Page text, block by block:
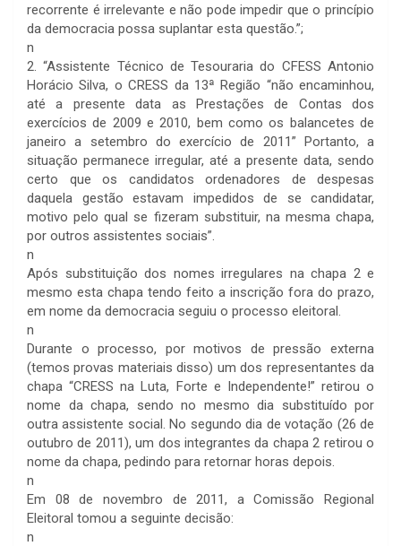
recorrente é irrelevante e não pode impedir que o princípio
da democracia possa suplantar esta questão.”;
n
2. “Assistente Técnico de Tesouraria do CFESS Antonio
Horácio Silva, o CRESS da 13ª Região “não encaminhou,
até a presente data as Prestações de Contas dos
exercícios de 2009 e 2010, bem como os balancetes de
janeiro a setembro do exercício de 2011” Portanto, a
situação permanece irregular, até a presente data, sendo
certo que os candidatos ordenadores de despesas
daquela gestão estavam impedidos de se candidatar,
motivo pelo qual se fizeram substituir, na mesma chapa,
por outros assistentes sociais”.
n
Após substituição dos nomes irregulares na chapa 2 e
mesmo esta chapa tendo feito a inscrição fora do prazo,
em nome da democracia seguiu o processo eleitoral.
n
Durante o processo, por motivos de pressão externa
(temos provas materiais disso) um dos representantes da
chapa “CRESS na Luta, Forte e Independente!” retirou o
nome da chapa, sendo no mesmo dia substituído por
outra assistente social. No segundo dia de votação (26 de
outubro de 2011), um dos integrantes da chapa 2 retirou o
nome da chapa, pedindo para retornar horas depois.
n
Em 08 de novembro de 2011, a Comissão Regional
Eleitoral tomou a seguinte decisão:
n